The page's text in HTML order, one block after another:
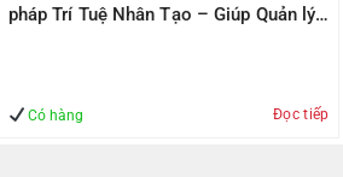
pháp Trí Tuệ Nhân Tạo – Giúp Quản lý
Có hàng Đọc tiếp